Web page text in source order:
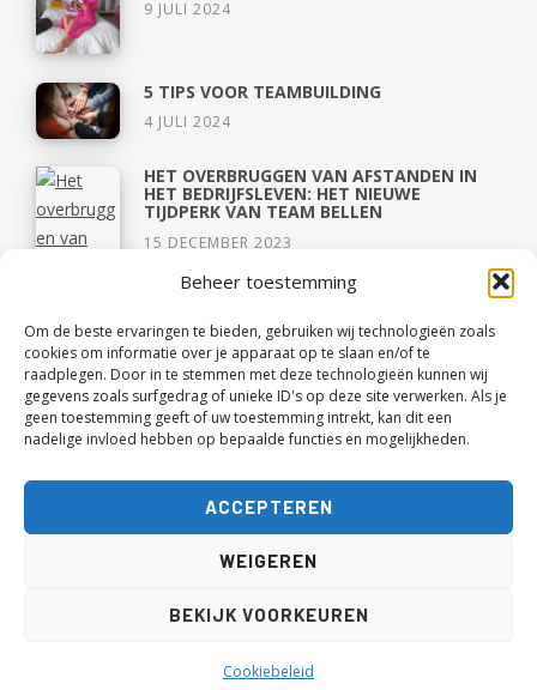
Beheer toestemming
Om de beste ervaringen te bieden, gebruiken wij technologieën zoals
cookies om informatie over je apparaat op te slaan en/of te
raadplegen. Door in te stemmen met deze technologieën kunnen wij
gegevens zoals surfgedrag of unieke ID's op deze site verwerken. Als je
geen toestemming geeft of uw toestemming intrekt, kan dit een
nadelige invloed hebben op bepaalde functies en mogelijkheden.
ACCEPTEREN
WEIGEREN
BEKIJK VOORKEUREN
Cookiebeleid
9 JULI 2024
5 TIPS VOOR TEAMBUILDING
4 JULI 2024
HET OVERBRUGGEN VAN AFSTANDEN IN
HET BEDRIJFSLEVEN: HET NIEUWE
TIJDPERK VAN TEAM BELLEN
15 DECEMBER 2023
CAPSULE WARDROBE OOK EEN GOED IDEE
VOOR TIENERS?
3 JUNI 2021
OP EEN DAG!